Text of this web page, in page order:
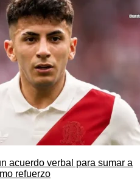
acuerdo verbal para sumar a
refuerzo